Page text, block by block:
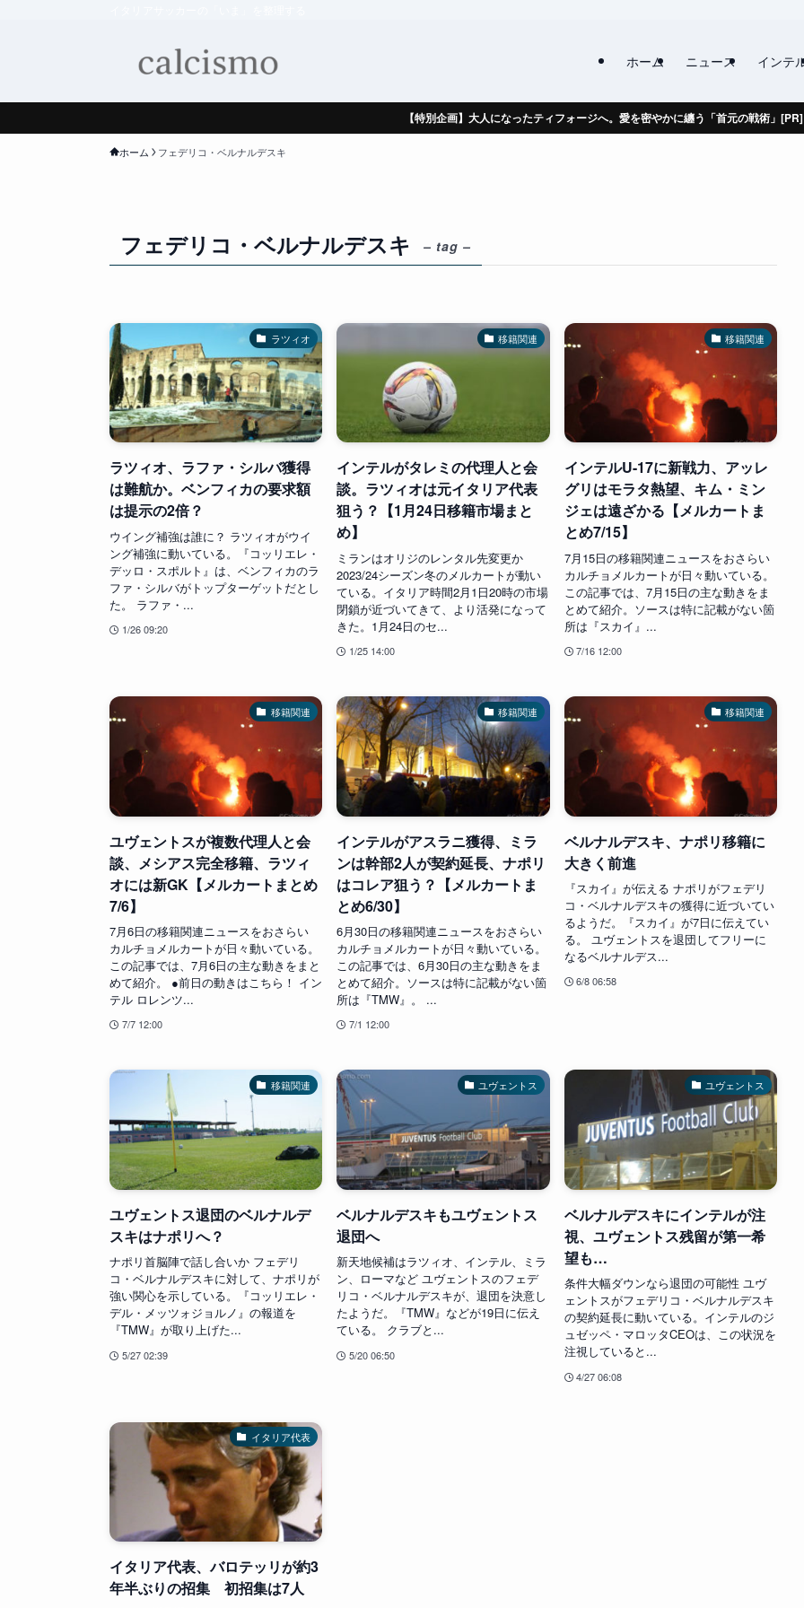
ホーム ニュース インテ
【特別企画】大人になったティフォージへ。愛を密やかに纏う「首元の戦術」[PR]
ホーム フェデリコ・ベルナルデスキ
フェデリコ・ベルナルデスキ – tag –
ラツィオ
ラツィオ、ラファ・シルバ獲得
は難航か。ベンフィカの要求額
は提示の2倍？
ウイング補強は誰に？ ラツィオがウイ
ング補強に動いている。『コッリエレ・
デッロ・スポルト』は、ベンフィカのラ
ファ・シルバがトップターゲットだとし
た。 ラファ・...
1/26 09:20
移籍関連
インテルがタレミの代理人と会
談。ラツィオは元イタリア代表
狙う？【1月24日移籍市場まと
め】
ミランはオリジのレンタル先変更か
2023/24シーズン冬のメルカートが動い
ている。イタリア時間2月1日20時の市場
閉鎖が近づいてきて、より活発になって
きた。1月24日のセ...
1/25 14:00
移籍関連
インテルU-17に新戦力、アッレ
グリはモラタ熱望、キム・ミン
ジェは遠ざかる【メルカートま
とめ7/15】
7月15日の移籍関連ニュースをおさらい
カルチョメルカートが日々動いている。
この記事では、7月15日の主な動きをま
とめて紹介。ソースは特に記載がない箇
所は『スカイ』...
7/16 12:00
移籍関連
ユヴェントスが複数代理人と会
談、メシアス完全移籍、ラツィ
オには新GK【メルカートまとめ
7/6】
7月6日の移籍関連ニュースをおさらい
カルチョメルカートが日々動いている。
この記事では、7月6日の主な動きをまと
めて紹介。 ●前日の動きはこちら！ イン
テル ロレンツ...
7/7 12:00
移籍関連
インテルがアスラニ獲得、ミラ
ンは幹部2人が契約延長、ナポリ
はコレア狙う？【メルカートま
とめ6/30】
6月30日の移籍関連ニュースをおさらい
カルチョメルカートが日々動いている。
この記事では、6月30日の主な動きをま
とめて紹介。ソースは特に記載がない箇
所は『TMW』。 ...
7/1 12:00
移籍関連
ベルナルデスキ、ナポリ移籍に
大きく前進
『スカイ』が伝える ナポリがフェデリ
コ・ベルナルデスキの獲得に近づいてい
るようだ。『スカイ』が7日に伝えてい
る。 ユヴェントスを退団してフリーに
なるベルナルデス...
6/8 06:58
移籍関連
ユヴェントス退団のベルナルデ
スキはナポリへ？
ナポリ首脳陣で話し合いか フェデリ
コ・ベルナルデスキに対して、ナポリが
強い関心を示している。『コッリエレ・
デル・メッツォジョルノ』の報道を
『TMW』が取り上げた...
5/27 02:39
ユヴェントス
ベルナルデスキもユヴェントス
退団へ
新天地候補はラツィオ、インテル、ミラ
ン、ローマなど ユヴェントスのフェデ
リコ・ベルナルデスキが、退団を決意し
たようだ。『TMW』などが19日に伝え
ている。 クラブと...
5/20 06:50
ユヴェントス
ベルナルデスキにインテルが注
視、ユヴェントス残留が第一希
望も…
条件大幅ダウンなら退団の可能性 ユヴ
ェントスがフェデリコ・ベルナルデスキ
の契約延長に動いている。インテルのジ
ュゼッペ・マロッタCEOは、この状況を
注視していると...
4/27 06:08
イタリア代表
イタリア代表、バロテッリが約3
年半ぶりの招集 初招集は7人